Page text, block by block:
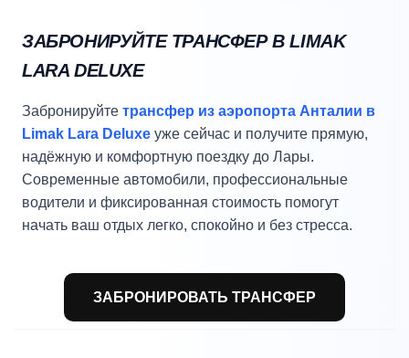
ЗАБРОНИРУЙТЕ ТРАНСФЕР В LIMAK
LARA DELUXE
Забронируйте трансфер из аэропорта Анталии в
Limak Lara Deluxe уже сейчас и получите прямую,
надёжную и комфортную поездку до Лары.
Современные автомобили, профессиональные
водители и фиксированная стоимость помогут
начать ваш отдых легко, спокойно и без стресса.
ЗАБРОНИРОВАТЬ ТРАНСФЕР